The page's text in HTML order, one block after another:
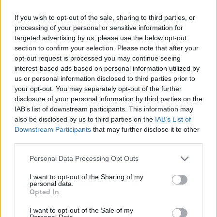
If you wish to opt-out of the sale, sharing to third parties, or
processing of your personal or sensitive information for
targeted advertising by us, please use the below opt-out
section to confirm your selection. Please note that after your
opt-out request is processed you may continue seeing
interest-based ads based on personal information utilized by
us or personal information disclosed to third parties prior to
your opt-out. You may separately opt-out of the further
disclosure of your personal information by third parties on the
IAB’s list of downstream participants. This information may
also be disclosed by us to third parties on the IAB’s List of
Downstream Participants that may further disclose it to other
Please note that this website/app uses one or more Google
not limited to your visit or usage behaviour. You may click to
grant or deny consent to Google and its third-party tags to
use your data for below specified purposes in below Google
consent section.
Personal Data Processing Opt Outs
I want to opt-out of the Sharing of my
personal data.
Opted In
I want to opt-out of the Sale of my
Barcelona: A katalán klub egyelőre vár a döntéssel
Marcus Rashford, a Manchester United 27 éves
kölcsönjátékosa végleges szerződtetéséről.
(Football Insider)
A Barca szeretné megtartani a középpályájának
jelenlegi felállását, amely már bizonyított a német
edző, Hansi Flick irányítása alatt. Frenkie de Jong a
csapat egyik sarokköve, így elengedhetetlen volt,
hogy a spanyol klub rendszerében is biztosítsák
szerződésének státuszáról a Barcelona
sportigazgatója, Deco.